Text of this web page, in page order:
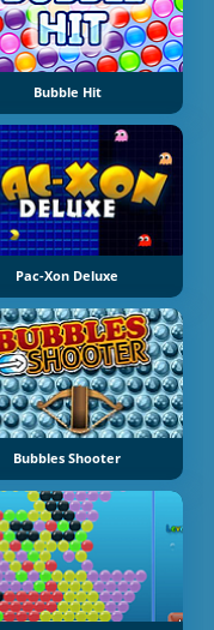
Bubble Hit
Pac-Xon Deluxe
Bubbles Shooter